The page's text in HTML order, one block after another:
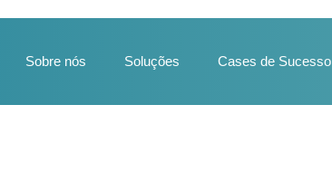
Sobre nós Soluções Cases de Sucesso